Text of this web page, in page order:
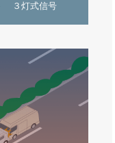
３灯式信号